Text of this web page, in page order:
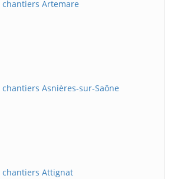
chantiers Artemare
Asnières-sur-Saône
chantiers Attignat